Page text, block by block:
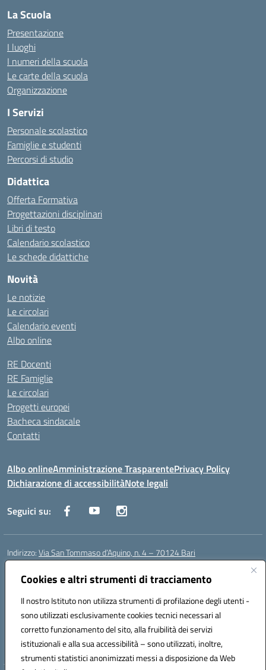
Cookies e altri strumenti di tracciamento
Il nostro Istituto non utilizza strumenti di profilazione degli utenti -
sono utilizzati esclusivamente cookies tecnici necessari al
corretto funzionamento del sito, alla fruibilità dei servizi
istituzionali e alla sua accessibilità – sono utilizzati, inoltre,
strumenti statistici anonimizzati messi a disposizione da Web
La Scuola
Presentazione
I luoghi
I numeri della scuola
Le carte della scuola
Organizzazione
I Servizi
Personale scolastico
Famiglie e studenti
Percorsi di studio
Didattica
Offerta Formativa
Progettazioni disciplinari
Libri di testo
Calendario scolastico
Le schede didattiche
Novità
Le notizie
Le circolari
Calendario eventi
Albo online
RE Docenti
RE Famiglie
Le circolari
Progetti europei
Bacheca sindacale
Contatti
Albo onlineAmministrazione TrasparentePrivacy Policy
Dichiarazione di accessibilitàNote legali
Seguici su:
Indirizzo:Via San Tommaso d’Aquino, n. 4 – 70124 Bari
Centralino:
Posta elettronica certificata (PEC):bapc150004@pec.istruzione.it
Codice fiscale: 80011240720
Codice meccanografico:BAPC150004
Codice Indice delle Pubbliche Amministrazioni (IPA): istsc_bapc150004
Codice unico di fatturazione (CUF): UFLLWZ